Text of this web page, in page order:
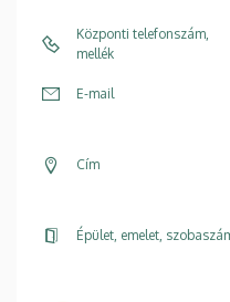
Központi telefonszám,
mellék
E-mail
Cím
Épület, emelet,